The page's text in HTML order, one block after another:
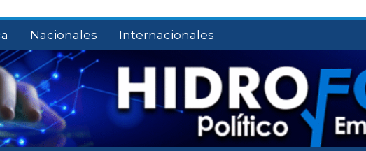
Nacionales Internacionales